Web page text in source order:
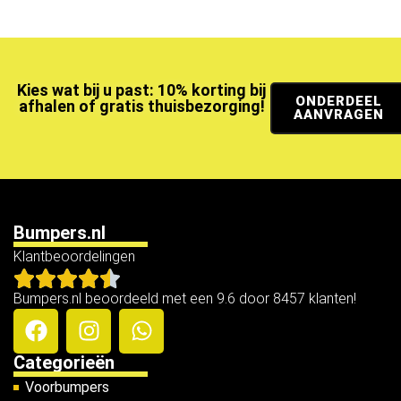
Kies wat bij u past: 10% korting bij
afhalen of gratis thuisbezorging!
ONDERDEEL
AANVRAGEN
Bumpers.nl
Klantbeoordelingen
Bumpers.nl beoordeeld met een 9.6 door 8457 klanten!
Categorieën
Voorbumpers